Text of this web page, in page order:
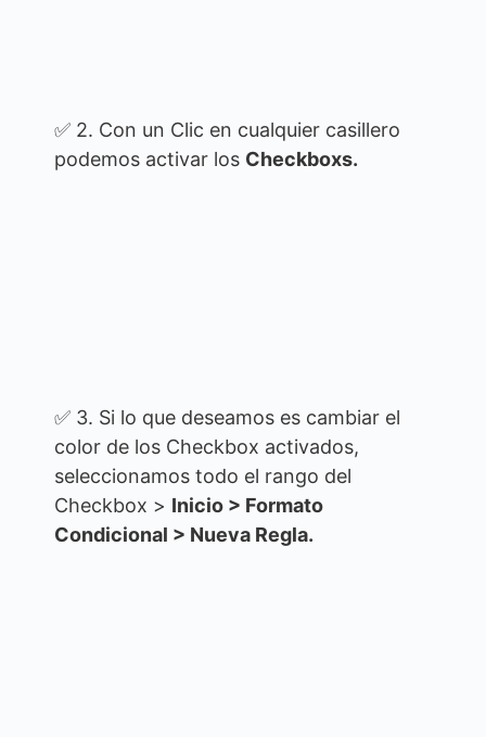
✅ 2. Con un Clic en cualquier casillero
podemos activar los Checkboxs.
✅ 3. Si lo que deseamos es cambiar el
color de los Checkbox activados,
seleccionamos todo el rango del
Checkbox > Inicio > Formato
Condicional > Nueva Regla.